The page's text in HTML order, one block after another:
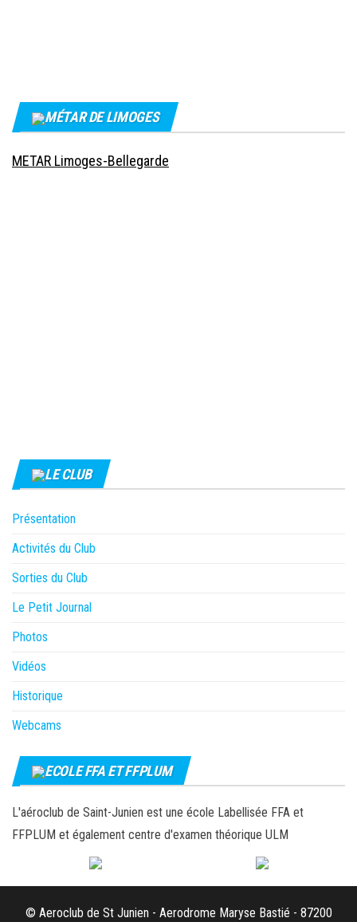
MÉTAR DE LIMOGES
METAR Limoges-Bellegarde
LE CLUB
Présentation
Activités du Club
Sorties du Club
Le Petit Journal
Photos
Vidéos
Historique
Webcams
ECOLE FFA ET FFPLUM
L'aéroclub de Saint-Junien est une école Labellisée FFA et
FFPLUM et également centre d'examen théorique ULM
© Aeroclub de St Junien - Aerodrome Maryse Bastié - 87200